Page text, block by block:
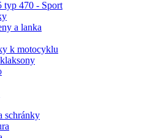
typ 470 - Sport
a lanka
k motocyklu
klaksony
schránky